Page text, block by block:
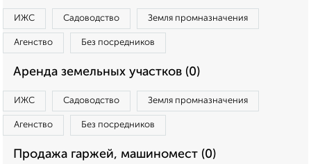
ИЖС Садоводство Земля промназначения
Агенство Без посредников
Аренда земельных участков (0)
ИЖС Садоводство Земля промназначения
Агенство Без посредников
Продажа гаржей, машиномест (0)